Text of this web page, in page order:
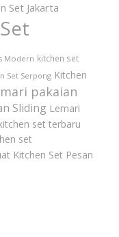
Set Jakarta
Modern kitchen set
Set Serpong Kitchen
pakaian
Sliding Lemari
set terbaru
set
Kitchen Set Pesan